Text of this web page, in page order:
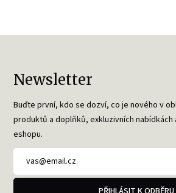
Newsletter
Buďte první, kdo se dozví, co je nového v
produktů a doplňků, exkluzivních nabídkách
eshopu.